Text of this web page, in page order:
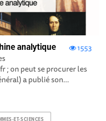
1553
analytique
; on peut se procurer les
a publié son...